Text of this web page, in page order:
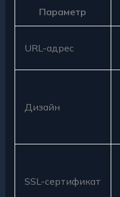
Параметр
URL-адрес
Дизайн
SSL-сертификат